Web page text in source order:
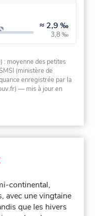
≈ 2,9 ‰
3,8 ‰
: moyenne des petites
(ministère de
enregistrée par la
— mis à jour en
continental,
avec une vingtaine
que les hivers